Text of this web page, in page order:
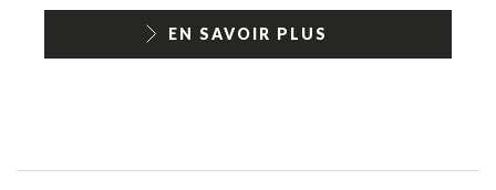
EN SAVOIR PLUS